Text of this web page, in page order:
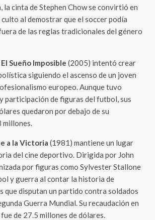
la cinta de Stephen Chow se convirtió en
al demostrar que el soccer podía
de las reglas tradicionales del género
Sueño Imposible (2005) intentó crear
siguiendo el ascenso de un joven
europeo. Aunque tuvo
participación de figuras del futbol, sus
quedaron por debajo de su
millones.
a la Victoria (1981) mantiene un lugar
del cine deportivo. Dirigida por John
por figuras como Sylvester Stallone
y guerra al contar la historia de
que disputan un partido contra soldados
Guerra Mundial. Su recaudación en
de 27.5 millones de dólares.